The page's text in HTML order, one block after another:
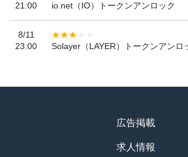
21:00
io.net（IO）トークンアンロック
8/11
23:00
Solayer（LAYER）トークンアンロ
広告掲載
求人情報